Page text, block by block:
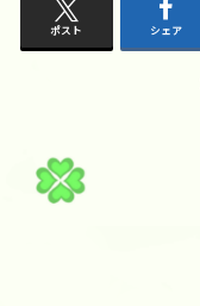
ポスト シェア